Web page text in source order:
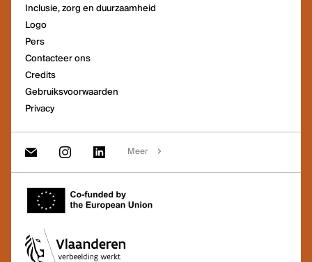
Inclusie, zorg en duurzaamheid
Logo
Pers
Contacteer ons
Credits
Gebruiksvoorwaarden
Privacy
Meer